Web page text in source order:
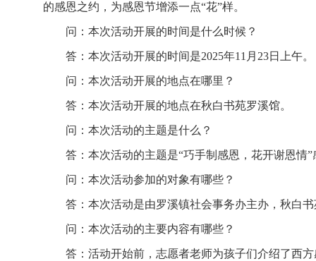
的感恩之约，为感恩节增添一点“花”样。
问：本次活动开展的时间是什么时候？
答：本次活动开展的时间是2025年11月23日上午。
问：本次活动开展的地点在哪里？
答：本次活动开展的地点在秋白书苑罗溪馆。
问：本次活动的主题是什么？
答：本次活动的主题是“巧手制感恩，花开谢恩情
问：本次活动参加的对象有哪些？
答：本次活动是由罗溪镇社会事务办主办，秋白
问：本次活动的主要内容有哪些？
答：活动开始前，志愿者老师为孩子们介绍了西